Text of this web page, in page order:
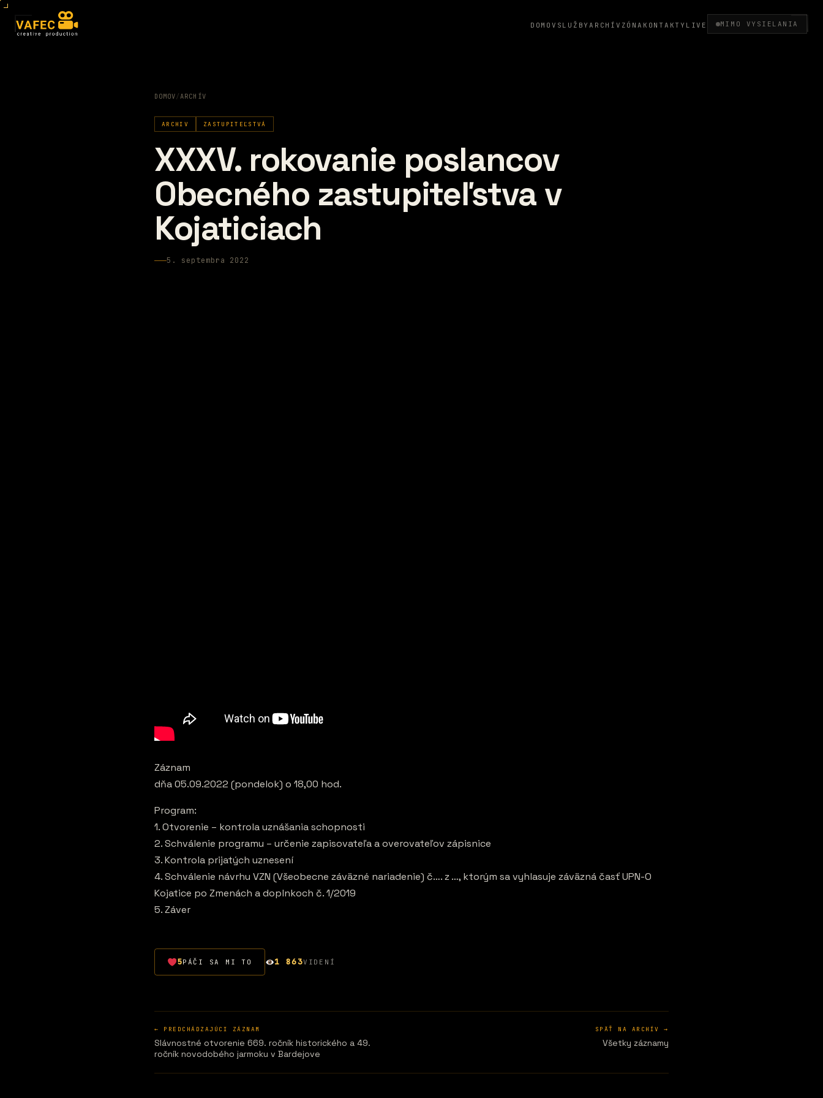
DOMOV SLUŽBY ARCHÍV ZÓNA KONTAKTY LIVE MIMO VYSIELANIA
DOMOV/ARCHÍV
ARCHIV ZASTUPITEĽSTVÁ
XXXV. rokovanie poslancov
Obecného zastupiteľstva v
Kojaticiach
5. septembra 2022
Záznam
dňa 05.09.2022 (pondelok) o 18,00 hod.
Program:
1. Otvorenie – kontrola uznášania schopnosti
2. Schválenie programu – určenie zapisovateľa a overovateľov zápisnice
3. Kontrola prijatých uznesení
4. Schválenie návrhu VZN (Všeobecne záväzné nariadenie) č…. z …, ktorým sa vyhlasuje záväzná časť UPN-O
Kojatice po Zmenách a doplnkoch č. 1/2019
5. Záver
5PÁČI SA MI TO 1 863VIDENÍ
← PREDCHÁDZAJÚCI ZÁZNAM
Slávnostné otvorenie 669. ročník historického a 49.
ročník novodobého jarmoku v Bardejove
SPÄŤ NA ARCHÍV →
Všetky záznamy